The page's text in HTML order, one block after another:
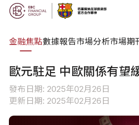
金融焦點數據報告市場分析市場期
歐元駐足 中歐關係有望
發布日期: 2025年02月26日
更新日期: 2025年02月26日